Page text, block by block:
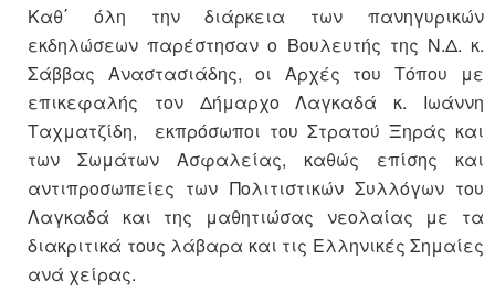
Καθ΄ όλη την διάρκεια των πανηγυρικών
εκδηλώσεων παρέστησαν ο Βουλευτής της Ν.Δ. κ.
Σάββας Αναστασιάδης, οι Αρχές του Τόπου με
επικεφαλής τον Δήμαρχο Λαγκαδά κ. Ιωάννη
Ταχματζίδη, εκπρόσωποι του Στρατού Ξηράς και
των Σωμάτων Ασφαλείας, καθώς επίσης και
αντιπροσωπείες των Πολιτιστικών Συλλόγων του
Λαγκαδά και της μαθητιώσας νεολαίας με τα
διακριτικά τους λάβαρα και τις Ελληνικές Σημαίες
ανά χείρας.